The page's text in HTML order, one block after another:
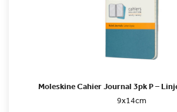
Moleskine Cahier Journal 3pk P –
9x14cm